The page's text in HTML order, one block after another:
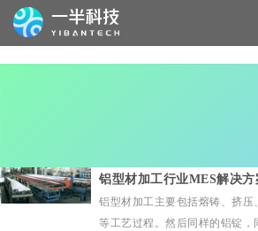
铝型材加工行业MES解决方
铝型材加工主要包括熔铸、挤压
等工艺过程。然后同样的铝锭